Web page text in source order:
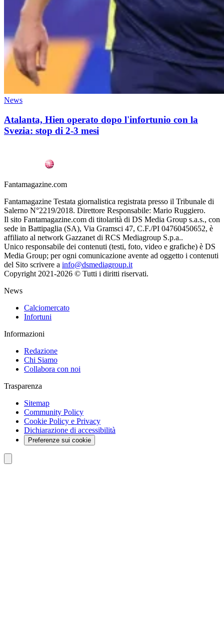
News
Atalanta, Hien operato dopo l'infortunio con la
Svezia: stop di 2-3 mesi
Fantamagazine.com
Fantamagazine Testata giornalistica registrata presso il Tribunale di
Salerno N°2219/2018. Direttore Responsabile: Mario Ruggiero.
Il sito Fantamagazine.com di titolarità di DS Media Group s.a.s., con
sede in Battipaglia (SA), Via Gramsci 47, C.F./PI 04760450652, è
affiliato al network Gazzanet di RCS Mediagroup S.p.a..
Unico responsabile dei contenuti (testi, foto, video e grafiche) è DS
Media Group; per ogni comunicazione avente ad oggetto i contenuti
del Sito scrivere a info@dsmediagroup.it
Copyright 2021-2026 © Tutti i diritti riservati.
News
Calciomercato
Infortuni
Informazioni
Redazione
Chi Siamo
Collabora con noi
Trasparenza
Sitemap
Community Policy
Cookie Policy e Privacy
Dichiarazione di accessibilità
Preferenze sui cookie